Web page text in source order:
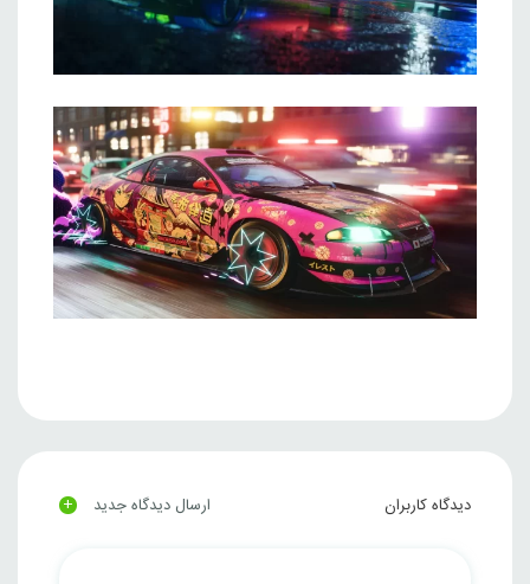
دیدگاه کاربران ارسال دیدگاه جدید +